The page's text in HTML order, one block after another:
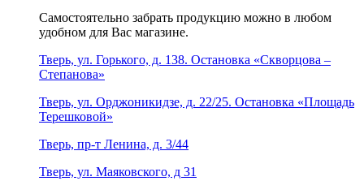
Самостоятельно забрать продукцию можно в любом
удобном для Вас магазине.
Тверь, ул. Горького, д. 138. Остановка «Скворцова –
Степанова»
Тверь, ул. Орджоникидзе, д. 22/25. Остановка «Площадь
Терешковой»
Тверь, пр-т Ленина, д. 3/44
Тверь, ул. Маяковского, д 31